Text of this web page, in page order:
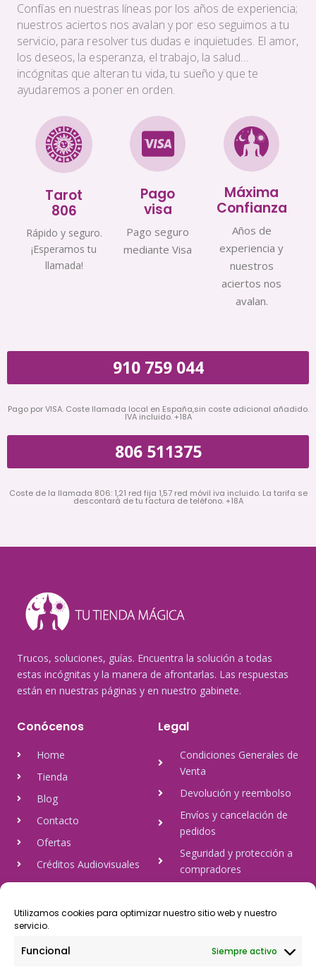
Utilizamos cookies para optimizar nuestro sitio web y nuestro
servicio.
Funcional Siempre activo
Confías en nuestras líneas por los años de experiencia;
nuestros aciertos nos avalan y por eso seguimos a tu
servicio, para resolver tus dudas e inquietudes. El amor,
los deseos, la esperanza, el trabajo, la salud…
incógnitas que alteran tu vida, tu sueño y que te
ayudaremos a poner en orden.
Tarot
806
Rápido y seguro.
¡Esperamos tu
llamada!
Pago
visa
Pago seguro
mediante Visa
Máxima
Confianza
Años de
experiencia y
nuestros
aciertos nos
avalan.
910 759 044
Pago por VISA. Coste llamada local en España,sin coste adicional añadido.
IVA incluido. +18A
806 511375
Coste de la llamada 806: 1,21 red fija 1,57 red móvil iva incluido. La tarifa se
descontará de tu factura de teléfono. +18A
Trucos, soluciones, guías. Encuentra la solución a todas
estas incógnitas y la manera de afrontarlas. Las respuestas
están en nuestras páginas y en nuestro gabinete.
Conócenos
Home
Tienda
Blog
Contacto
Ofertas
Créditos Audiovisuales
tulineamagica.com
Legal
Condiciones Generales de
Venta
Devolución y reembolso
Envíos y cancelación de
pedidos
Seguridad y protección a
compradores
Política de cookies